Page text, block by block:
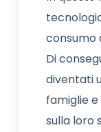
consumo
Di
diventati
famiglie
sulla loro